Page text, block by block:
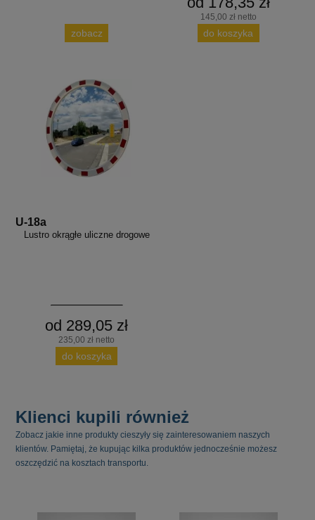
zobacz
145,00 zł netto
do koszyka
U-18a
Lustro okrągłe uliczne drogowe
od 289,05 zł
235,00 zł netto
do koszyka
Klienci kupili również
Zobacz jakie inne produkty cieszyły się zainteresowaniem naszych
klientów. Pamiętaj, że kupując kilka produktów jednocześnie możesz
oszczędzić na kosztach transportu.